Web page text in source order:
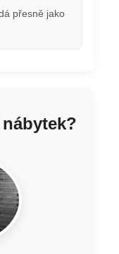
přesně jako